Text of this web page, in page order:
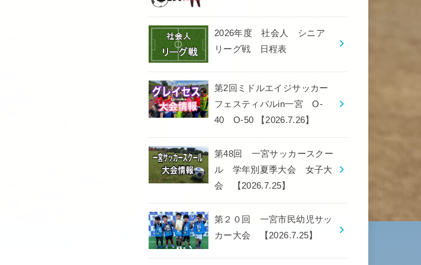
2026年度 社会人 シニア
リーグ戦 日程表
第2回ミドルエイジサッカー
フェスティバルin一宮 O-
40 O-50 【2026.7.26】
第48回 一宮サッカースクー
ル 学年別夏季大会 女子大
会 【2026.7.25】
第２０回 一宮市民幼児サッ
カー大会 【2026.7.25】